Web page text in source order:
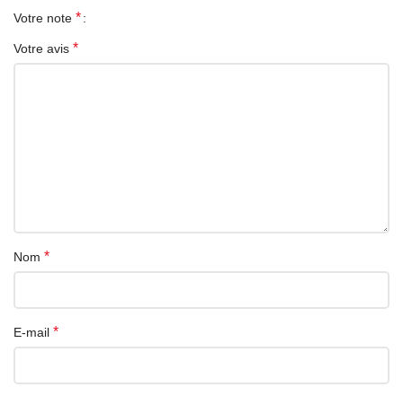
Votre note *
Votre avis *
Nom *
E-mail *